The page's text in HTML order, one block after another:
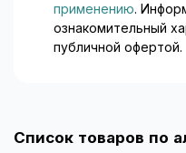
применению.
ознакомительный
публичной офертой.
Список товаров по